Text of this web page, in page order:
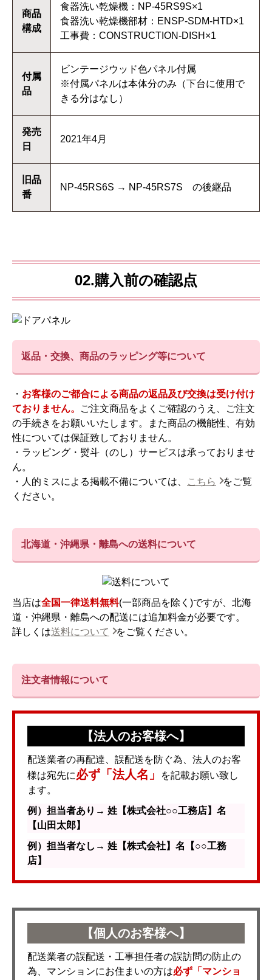
商品
構成
食器洗い乾燥機：NP-45RS9S×1
食器洗い乾燥機部材：ENSP-SDM-HTD×1
工事費：CONSTRUCTION-DISH×1
付属
品
ビンテージウッド色パネル付属
※付属パネルは本体分のみ（下台に使用で
きる分はなし）
発売
日
2021年4月
旧品
番
NP-45RS6S → NP-45RS7S の後継品
02.購入前の確認点
返品・交換、商品のラッピング等について
・ お客様のご都合による商品の返品及び交換は受け付け
ておりません。
ご注文商品をよくご確認のうえ、ご注文
の手続きをお願いいたします。また商品の機能性、有効
性については保証致しておりません。
・ラッピング・熨斗（のし）サービスは承っておりませ
ん。
・人的ミスによる掲載不備については、
こちら
をご覧
ください。
北海道・沖縄県・離島への送料について
当店は全国一律送料無料(一部商品を除く)ですが、北海
道・沖縄県・離島への配送には追加料金が必要です。
詳しくは送料について をご覧ください。
注文者情報について
【法人のお客様へ】
配送業者の再配達、誤配送を防ぐ為、法人のお客
様は宛先に必ず「法人名」
を記載お願い致し
ます。
例）担当者あり→ 姓【株式会社○○工務店】名
【山田太郎】
例）担当者なし→ 姓【株式会社】名【○○工務
店】
【個人のお客様へ】
配送業者の誤配送・工事担任者の誤訪問の防止の
為、マンションにお住まいの方は必ず「マンショ